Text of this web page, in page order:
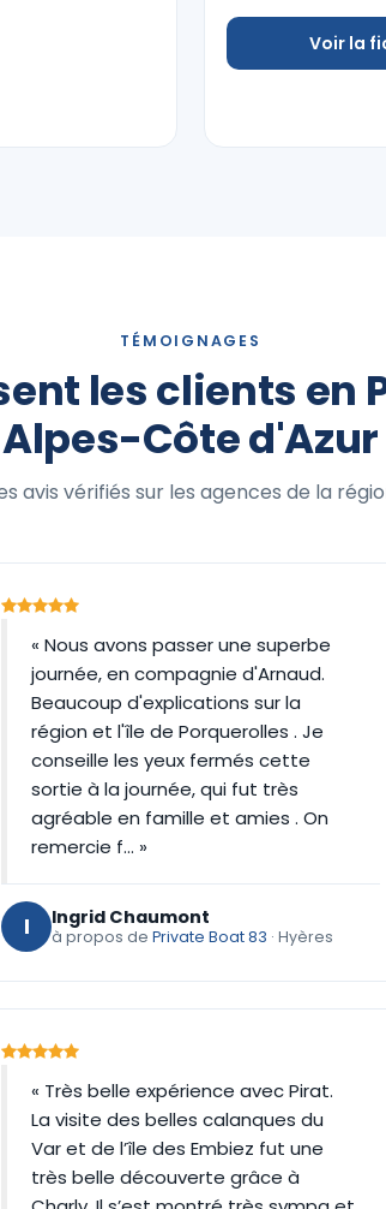
Voir la
TÉMOIGNAGES
les clients en
Alpes-Côte d'Azur
avis vérifiés sur les agences de la
« Nous avons passer une superbe
journée, en compagnie d'Arnaud.
Beaucoup d'explications sur la
région et l'île de Porquerolles . Je
conseille les yeux fermés cette
sortie à la journée, qui fut très
agréable en famille et amies . On
remercie f… »
I Ingrid Chaumont
à propos dePrivate Boat 83 · Hyères
« Très belle expérience avec Pirat.
La visite des belles calanques du
Var et de l’île des Embiez fut une
très belle découverte grâce à